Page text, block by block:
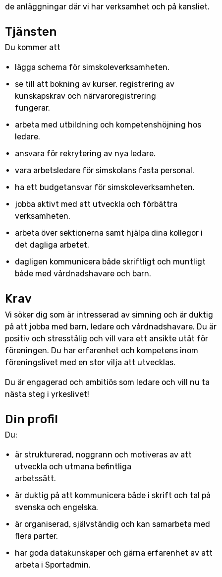
de anläggningar där vi har verksamhet och på kansliet.
Tjänsten
Du kommer att
lägga schema för simskoleverksamheten.
se till att bokning av kurser, registrering av
kunskapskrav och närvaroregistrering
fungerar.
arbeta med utbildning och kompetenshöjning hos
ledare.
ansvara för rekrytering av nya ledare.
vara arbetsledare för simskolans fasta personal.
ha ett budgetansvar för simskoleverksamheten.
jobba aktivt med att utveckla och förbättra
verksamheten.
arbeta över sektionerna samt hjälpa dina kollegor i
det dagliga arbetet.
dagligen kommunicera både skriftligt och muntligt
både med vårdnadshavare och barn.
Krav
Vi söker dig som är intresserad av simning och är duktig
på att jobba med barn, ledare och vårdnadshavare. Du är
positiv och stresstålig och vill vara ett ansikte utåt för
föreningen. Du har erfarenhet och kompetens inom
föreningslivet med en stor vilja att utvecklas.
Du är engagerad och ambitiös som ledare och vill nu ta
nästa steg i yrkeslivet!
Din profil
Du:
är strukturerad, noggrann och motiveras av att
utveckla och utmana befintliga
arbetssätt.
är duktig på att kommunicera både i skrift och tal på
svenska och engelska.
är organiserad, självständig och kan samarbeta med
flera parter.
har goda datakunskaper och gärna erfarenhet av att
arbeta i Sportadmin.